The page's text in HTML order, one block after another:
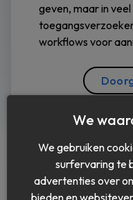
geven, maar in
workflows voor
We
We gebruiken
surfervaring te
advertenties over
bieden en